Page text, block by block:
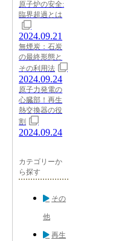
原子炉の安全:
臨界超過とは
2024.09.21
無煙炭：石炭
の最終形態と
その利用法
2024.09.24
原子力発電の
心臓部！再生
熱交換器の役
割
2024.09.24
カテゴリーか
ら探す
その
他
再生